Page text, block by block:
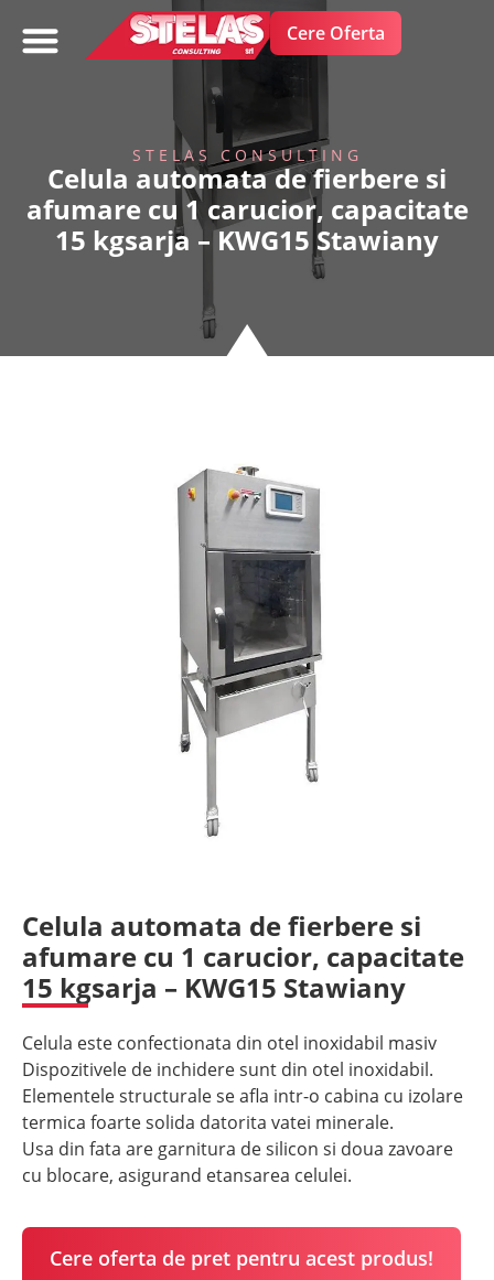
Cere Oferta
STELAS CONSULTING
Celula automata de fierbere si
afumare cu 1 carucior, capacitate
15 kgsarja – KWG15 Stawiany
Celula automata de fierbere si
afumare cu 1 carucior, capacitate
15 kgsarja – KWG15 Stawiany
Celula este confectionata din otel inoxidabil masiv
Dispozitivele de inchidere sunt din otel inoxidabil.
Elementele structurale se afla intr-o cabina cu izolare
termica foarte solida datorita vatei minerale.
Usa din fata are garnitura de silicon si doua zavoare
cu blocare, asigurand etansarea celulei.
Cere oferta de pret pentru acest produs!